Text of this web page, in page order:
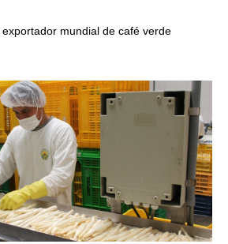
mundial de café verde